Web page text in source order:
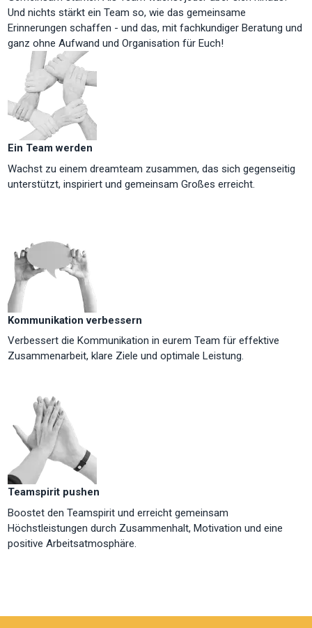
Und nichts stärkt ein Team so, wie das gemeinsame
Erinnerungen schaffen - und das, mit fachkundiger Beratung und
ganz ohne Aufwand und Organisation für Euch!
Ein Team werden
Wachst zu einem dreamteam zusammen, das sich gegenseitig
unterstützt, inspiriert und gemeinsam Großes erreicht.
Kommunikation verbessern
Verbessert die Kommunikation in eurem Team für effektive
Zusammenarbeit, klare Ziele und optimale Leistung.
Teamspirit pushen
Boostet den Teamspirit und erreicht gemeinsam
Höchstleistungen durch Zusammenhalt, Motivation und eine
positive Arbeitsatmosphäre.